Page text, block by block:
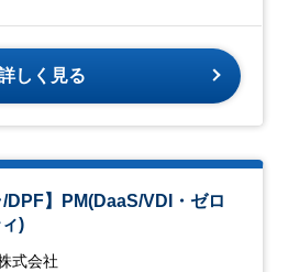
しく見る
/DPF】PM(DaaS/VDI・ゼロ
)
式会社